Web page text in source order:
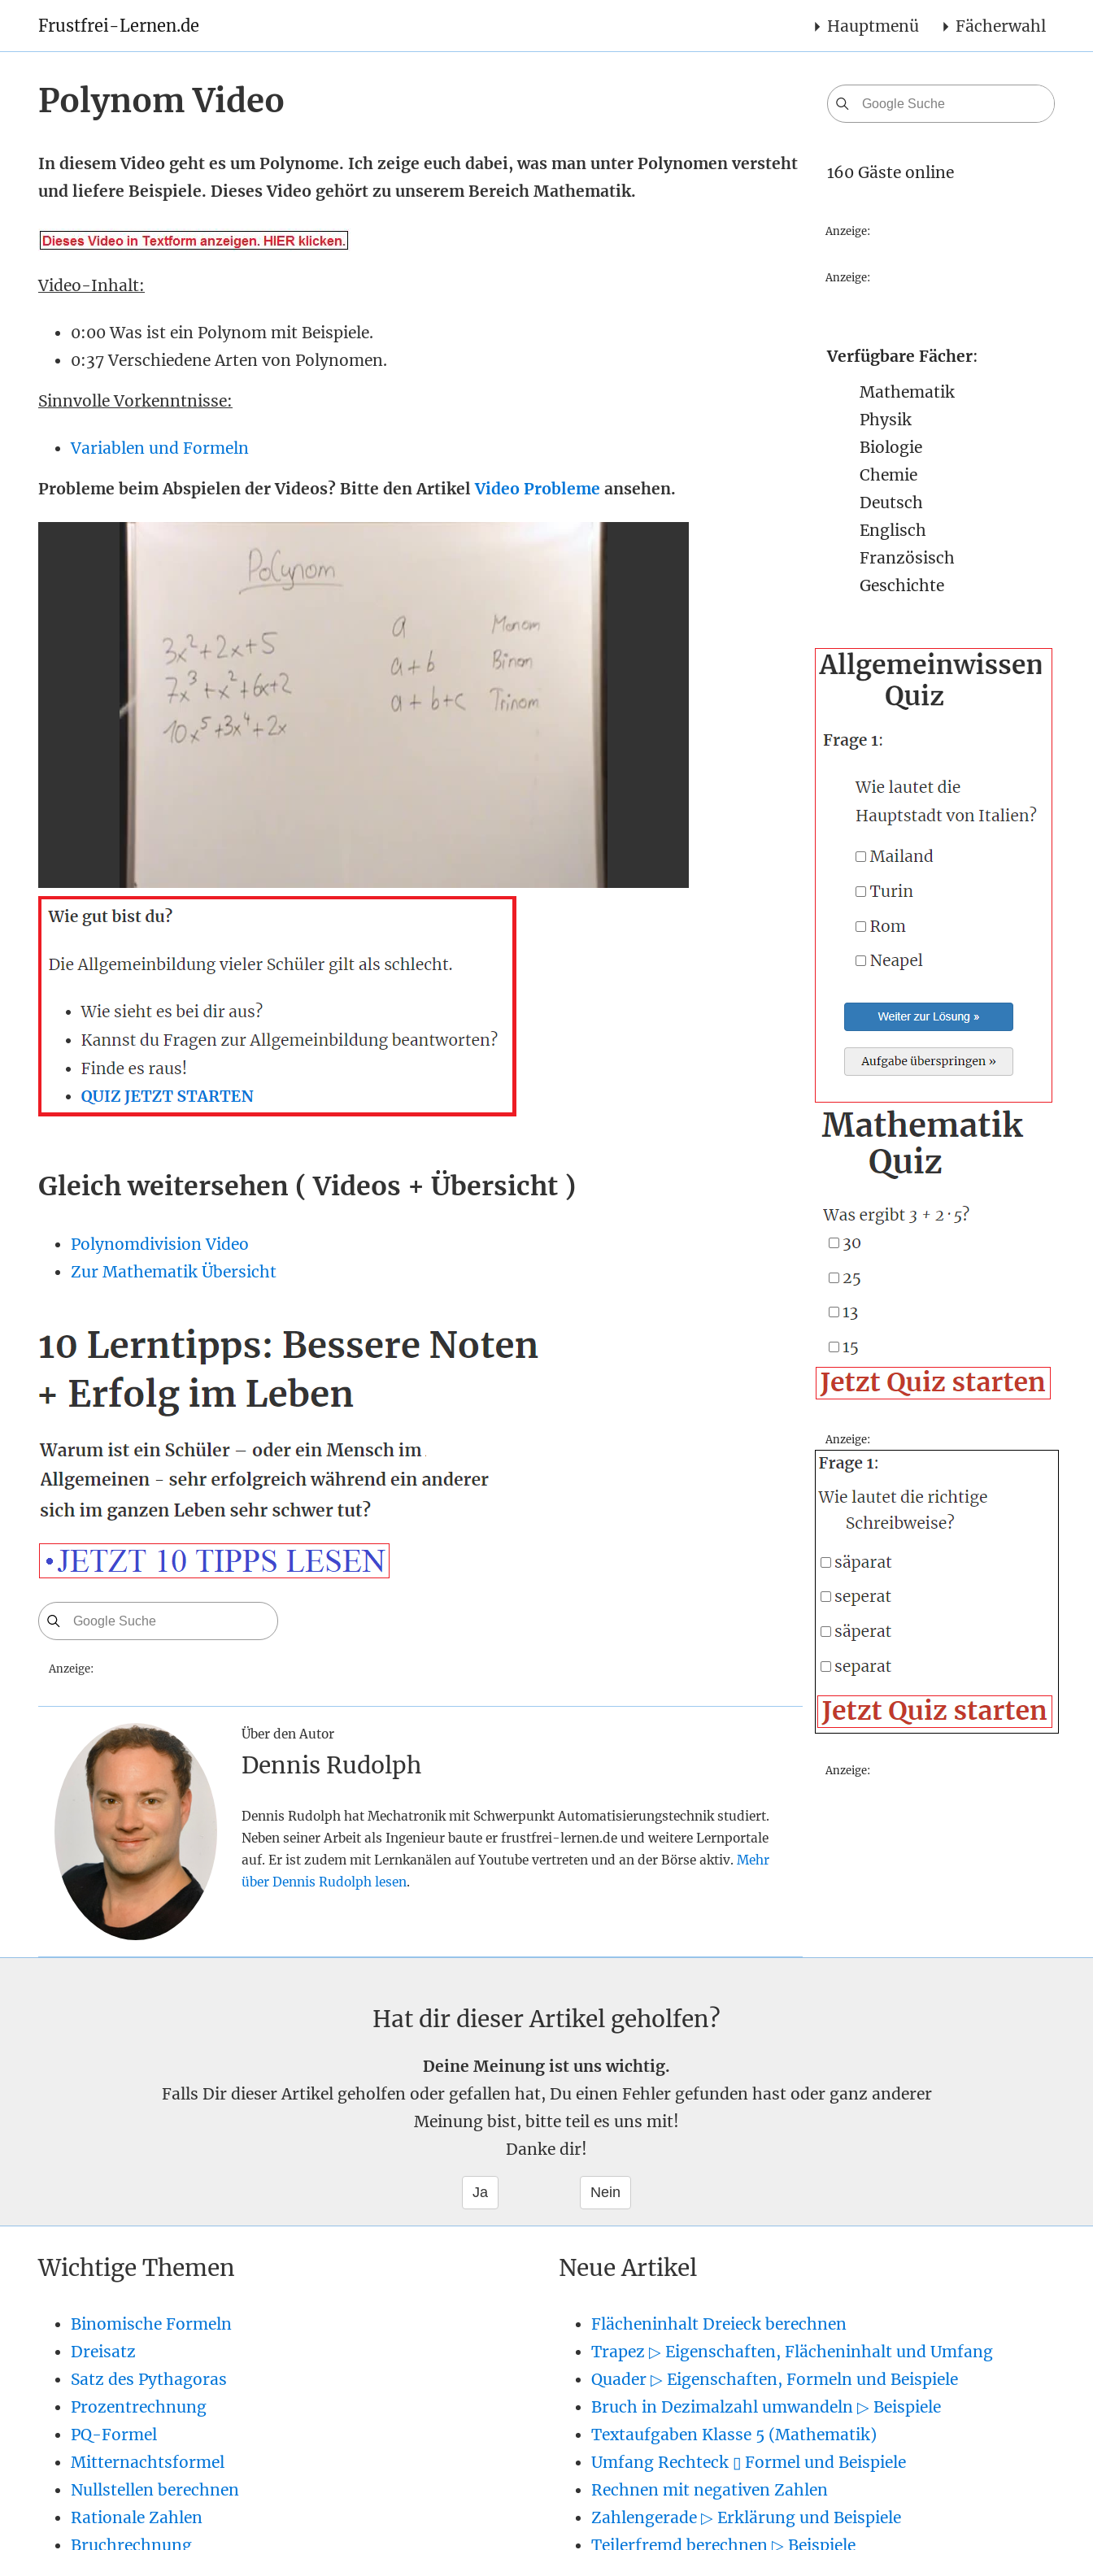
Frustfrei-Lernen.de Hauptmenü Fächerwahl
Polynom Video
In diesem Video geht es um Polynome. Ich zeige euch dabei, was man unter Polynomen versteht
und liefere Beispiele. Dieses Video gehört zu unserem Bereich Mathematik.
Video-Inhalt:
0:00 Was ist ein Polynom mit Beispiele.
0:37 Verschiedene Arten von Polynomen.
Sinnvolle Vorkenntnisse:
Variablen und Formeln
Probleme beim Abspielen der Videos? Bitte den ArtikelVideo Probleme ansehen.
Gleich weitersehen ( Videos + Übersicht )
Polynomdivision Video
Zur Mathematik Übersicht
Anzeige:
Über den Autor
Dennis Rudolph
Dennis Rudolph hat Mechatronik mit Schwerpunkt Automatisierungstechnik studiert.
Neben seiner Arbeit als Ingenieur baute er frustfrei-lernen.de und weitere Lernportale
auf. Er ist zudem mit Lernkanälen auf Youtube vertreten und an der Börse aktiv. Mehr
über Dennis Rudolph lesen.
160 Gäste online
Anzeige:
Anzeige:
Verfügbare Fächer:
Mathematik
Physik
Biologie
Chemie
Deutsch
Englisch
Französisch
Geschichte
Anzeige:
Anzeige:
Hat dir dieser Artikel geholfen?
Deine Meinung ist uns wichtig.
Falls Dir dieser Artikel geholfen oder gefallen hat, Du einen Fehler gefunden hast oder ganz anderer
Meinung bist, bitte teil es uns mit!
Danke dir!
Wichtige Themen
Binomische Formeln
Dreisatz
Satz des Pythagoras
Prozentrechnung
PQ-Formel
Mitternachtsformel
Nullstellen berechnen
Rationale Zahlen
Bruchrechnung
Neue Artikel
Flächeninhalt Dreieck berechnen
Trapez ▷ Eigenschaften, Flächeninhalt und Umfang
Quader ▷ Eigenschaften, Formeln und Beispiele
Bruch in Dezimalzahl umwandeln ▷ Beispiele
Textaufgaben Klasse 5 (Mathematik)
Umfang Rechteck ▯ Formel und Beispiele
Rechnen mit negativen Zahlen
Zahlengerade ▷ Erklärung und Beispiele
Teilerfremd berechnen ▷ Beispiele